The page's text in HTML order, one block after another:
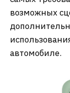
возможных
автомобиле.